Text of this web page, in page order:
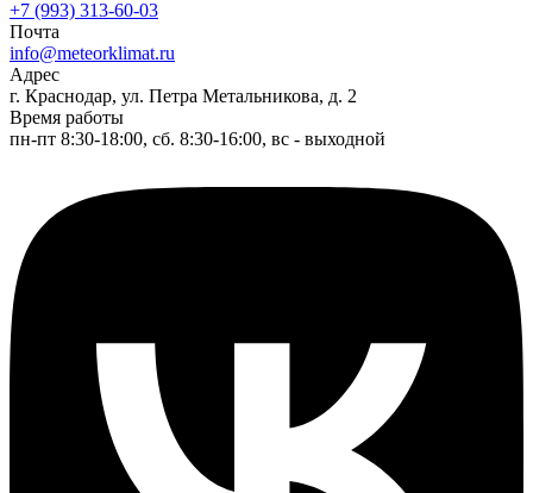
+7 (993) 313-60-03
Почта
info@meteorklimat.ru
Адрес
г. Краснодар, ул. Петра Метальникова, д. 2
Время работы
пн-пт 8:30-18:00, сб. 8:30-16:00, вс - выходной